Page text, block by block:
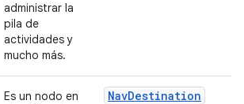
administrar la
pila de
actividades y
mucho más.
Es un nodo en
NavDestination